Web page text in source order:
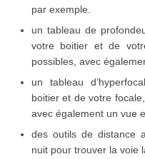
par exemple.
un tableau de
votre boitier et de
possibles, avec
un tableau
boitier et de votre
avec également un vue
des outils de distance
nuit pour trouver la voie